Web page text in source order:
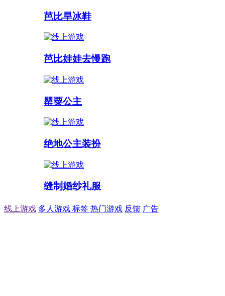
芭比旱冰鞋
芭比娃娃去慢跑
罂粟公主
绝地公主装扮
缝制婚纱礼服
线上游戏 多人游戏 标签 热门游戏 反馈 广告